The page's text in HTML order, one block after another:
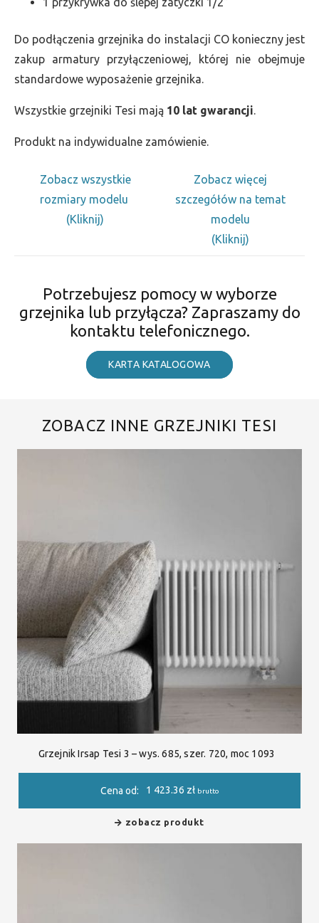
Do podłączenia grzejnika do instalacji CO konieczny jest
zakup armatury przyłączeniowej, której nie obejmuje
standardowe wyposażenie grzejnika.
Wszystkie grzejniki Tesi mają 10 lat gwarancji.
Produkt na indywidualne zamówienie.
Zobacz wszystkie
rozmiary modelu
(Kliknij)
Zobacz więcej
szczegółów na temat
modelu
(Kliknij)
Potrzebujesz pomocy w wyborze
grzejnika lub przyłącza? Zapraszamy do
kontaktu telefonicznego.
KARTA KATALOGOWA
ZOBACZ INNE GRZEJNIKI TESI
Grzejnik Irsap Tesi 3 – wys. 685, szer. 720, moc 1093
Cena od: 1 423.36 zł brutto
zobacz produkt